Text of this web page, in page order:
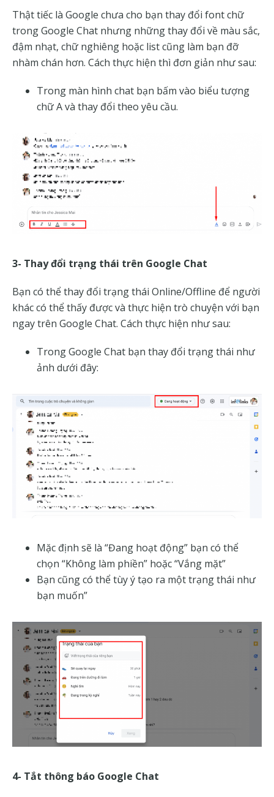
Thật tiếc là Google chưa cho bạn thay đổi font chữ
trong Google Chat nhưng những thay đổi về màu sắc,
đậm nhạt, chữ nghiêng hoặc list cũng làm bạn đỡ
nhàm chán hơn. Cách thực hiện thì đơn giản như sau:
Trong màn hình chat bạn bấm vào biểu tượng
chữ A và thay đổi theo yêu cầu.
3- Thay đổi trạng thái trên Google Chat
Bạn có thể thay đổi trạng thái Online/Offline để người
khác có thể thấy được và thực hiện trò chuyện với bạn
ngay trên Google Chat. Cách thực hiện như sau:
Trong Google Chat bạn thay đổi trạng thái như
ảnh dưới đây:
Mặc định sẽ là “Đang hoạt động” bạn có thể
chọn “Không làm phiền” hoặc “Vắng mặt”
Bạn cũng có thể tùy ý tạo ra một trạng thái như
bạn muốn”
4- Tắt thông báo Google Chat